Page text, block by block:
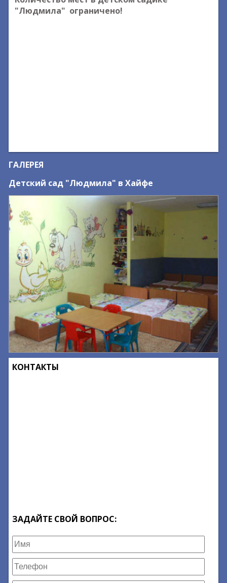
"Людмила" ограничено!
ГАЛЕРЕЯ
Детский сад "Людмила" в Хайфе
КОНТАКТЫ
ЗАДАЙТЕ СВОЙ ВОПРОС: